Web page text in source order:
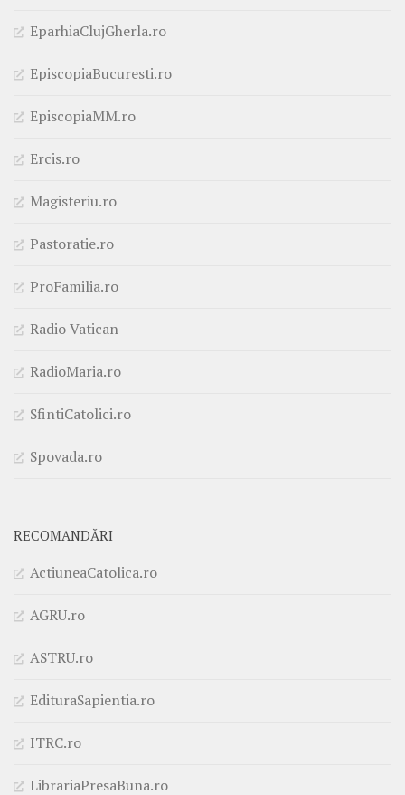
EparhiaClujGherla.ro
EpiscopiaBucuresti.ro
EpiscopiaMM.ro
Ercis.ro
Magisteriu.ro
Pastoratie.ro
ProFamilia.ro
Radio Vatican
RadioMaria.ro
SfintiCatolici.ro
Spovada.ro
RECOMANDĂRI
ActiuneaCatolica.ro
AGRU.ro
ASTRU.ro
EdituraSapientia.ro
ITRC.ro
LibrariaPresaBuna.ro